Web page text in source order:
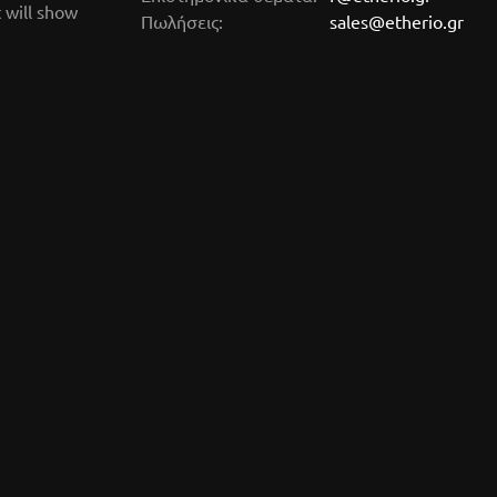
will show
Πωλήσεις: sales@etherio.gr